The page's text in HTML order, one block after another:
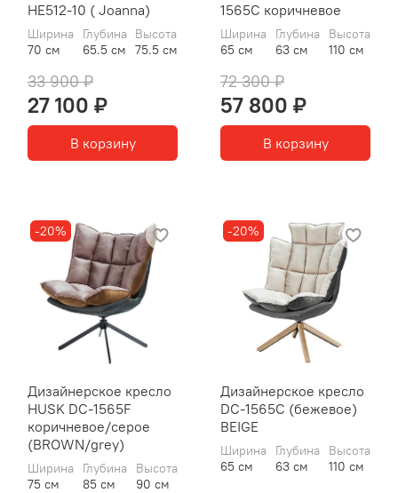
HE512-10 ( Joanna)
Ширина
70 см
Глубина
65.5 см
Высота
75.5 см
33 900 ₽
27 100 ₽
В корзину
1565C коричневое
Ширина
65 см
Глубина
63 см
Высота
110 см
72 300 ₽
57 800 ₽
В корзину
-20%
Дизайнерское кресло
HUSK DC-1565F
коричневое/серое
(BROWN/grey)
Ширина
75 см
Глубина
85 см
Высота
90 см
-20%
Дизайнерское кресло
DC-1565С (бежевое)
BEIGE
Ширина
65 см
Глубина
63 см
Высота
110 см